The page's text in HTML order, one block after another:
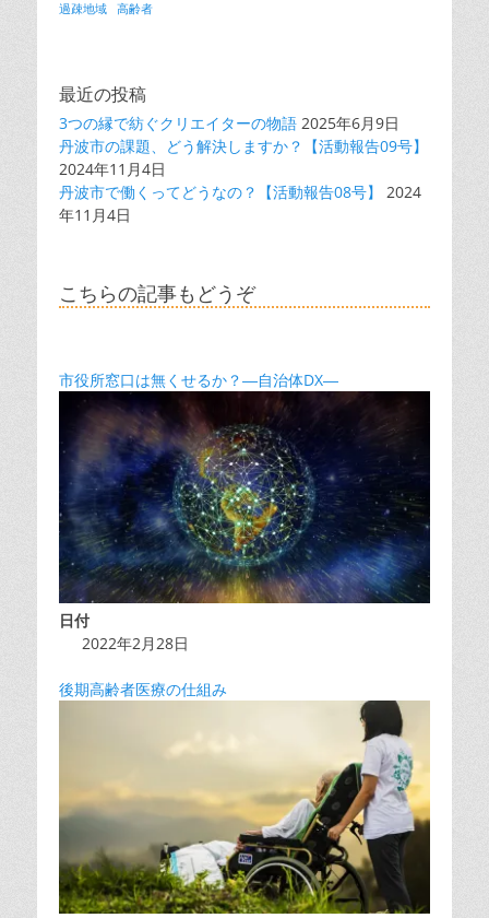
過疎地域 高齢者
最近の投稿
3つの縁で紡ぐクリエイターの物語 2025年6月9日
丹波市の課題、どう解決しますか？【活動報告09号】
2024年11月4日
丹波市で働くってどうなの？【活動報告08号】
2024
年11月4日
こちらの記事もどうぞ
市役所窓口は無くせるか？―自治体DX―
日付
2022年2月28日
後期高齢者医療の仕組み